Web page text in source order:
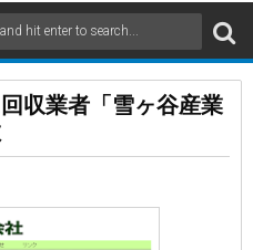
収業者「雪ヶ谷産業